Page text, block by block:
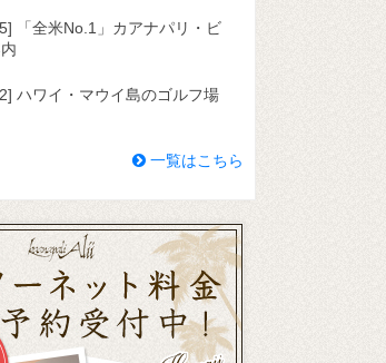
「全米No.1」カアナパリ・ビ
ハワイ・マウイ島のゴルフ場
一覧はこちら